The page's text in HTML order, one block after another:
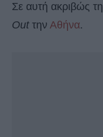
Σε αυτή ακριβώς
Outτην Αθήνα.